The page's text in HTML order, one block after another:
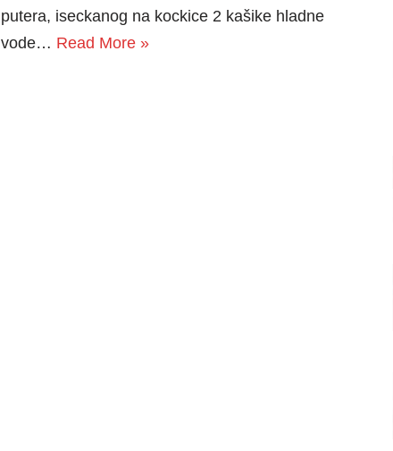
putera, iseckanog na kockice 2 kašike hladne
vode… Read More »